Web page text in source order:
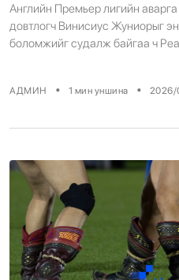
Английн Премьер лигийн
довтлогч Винисиус Жуниорыг
боломжийг судалж байгаа ч
Athletic-ийн сэтгүүлч Дэвид
тохиролцоонд хүрэхгүй
АДМИН • 1 мин уншина • 2026/